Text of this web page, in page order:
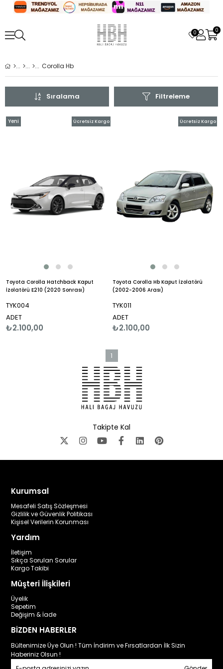
0 0
Corolla Hb
Filtreleme
Sıralama
Toyota Corolla Hatchback Kaput
İzolatörü E210 (2020 Sonrası)
TYK004
ADET
₺2.100,00
Ücretsiz Kargo
Yeni
Toyota Corolla Hb Kaput İzolatörü
(2002-2006 Arası)
TYK011
ADET
₺2.100,00
Ücretsiz Kargo
1
Takipte Kal
Kurumsal
Mesafeli Satış Sözleşmesi
Gizlilik ve Güvenlik Politikası
Kişisel Verilerin Korunması
Yardım
İletişim
Sıkça Sorulan Sorular
Kargo Takibi
Müşteri İlişkileri
Üyelik
Sepetim
Değişim & İade
BİZDEN HABERLER
Bültenimize Üye Olun ! Tüm İndirim ve Fırsatlardan İlk Sizin
Haberiniz Olsun !